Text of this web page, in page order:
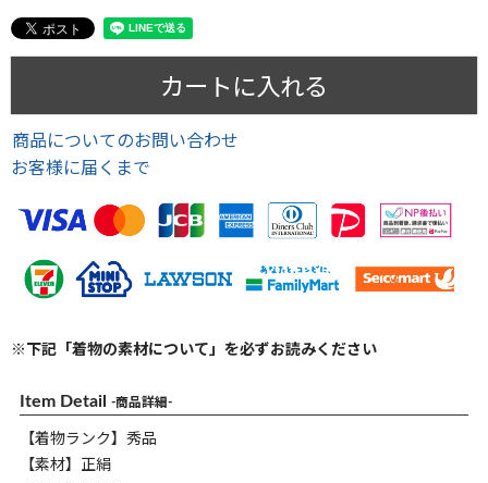
カートに入れる
商品についてのお問い合わせ
お客様に届くまで
※下記「着物の素材について」を必ずお読みください
Item Detail -商品詳細-
【着物ランク】秀品
【素材】正絹